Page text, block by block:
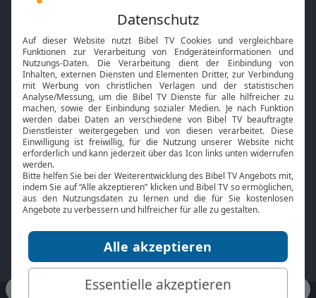
Neuigkeiten
Mobile App
Smart TV
HbbTV
Bibelthek Online-Bibel
Nächster Gottesdienst
Bibel TV
Über uns
Jobs
Mediadaten
Service
Kontakt
TV-Empfang